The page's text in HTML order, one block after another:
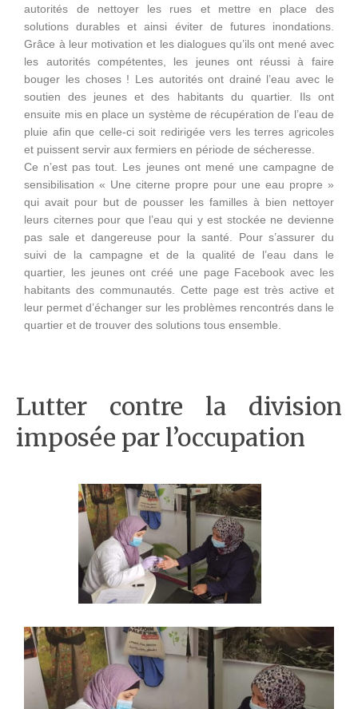
autorités de nettoyer les rues et mettre en place des
solutions durables et ainsi éviter de futures inondations.
Grâce à leur motivation et les dialogues qu’ils ont mené avec
les autorités compétentes, les jeunes ont réussi à faire
bouger les choses ! Les autorités ont drainé l’eau avec le
soutien des jeunes et des habitants du quartier. Ils ont
ensuite mis en place un système de récupération de l’eau de
pluie afin que celle-ci soit redirigée vers les terres agricoles
et puissent servir aux fermiers en période de sécheresse.
Ce n’est pas tout. Les jeunes ont mené une campagne de
sensibilisation « Une citerne propre pour une eau propre »
qui avait pour but de pousser les familles à bien nettoyer
leurs citernes pour que l’eau qui y est stockée ne devienne
pas sale et dangereuse pour la santé. Pour s’assurer du
suivi de la campagne et de la qualité de l’eau dans le
quartier, les jeunes ont créé une page Facebook avec les
habitants des communautés. Cette page est très active et
leur permet d’échanger sur les problèmes rencontrés dans le
quartier et de trouver des solutions tous ensemble.
Lutter contre la division
imposée par l’occupation